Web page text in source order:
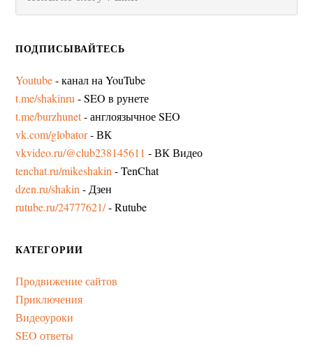
ПОДПИСЫВАЙТЕСЬ
Youtube- канал на YouTube
t.me/shakinru - SEO в рунете
t.me/burzhunet- англоязычное SEO
vk.com/globator- ВК
vkvideo.ru/@club238145611 - ВК Видео
tenchat.ru/mikeshakin - TenChat
dzen.ru/shakin - Дзен
rutube.ru/24777621/- Rutube
КАТЕГОРИИ
Продвижение сайтов
Приключения
Видеоуроки
SEO ответы